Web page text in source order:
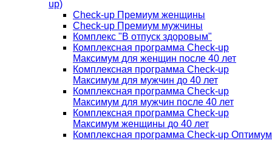
up)
Check-up Премиум женщины
Check-up Премиум мужчины
Комплекс "В отпуск здоровым"
Комплексная программа Check-up
Максимум для женщин после 40 лет
Комплексная программа Check-up
Максимум для мужчин до 40 лет
Комплексная программа Check-up
Максимум для мужчин после 40 лет
Комплексная программа Check-up
Максимум женщины до 40 лет
Комплексная программа Check-up Оптимум